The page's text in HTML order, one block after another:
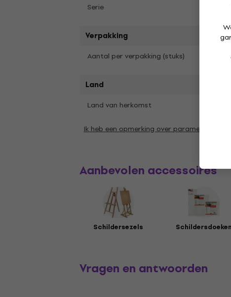
Serie
Verpakking
Aantal per verpakking (stuks)
Land
Land van herkomst
Ik heb een opmerking over parameters
Aanbevolen accessoires
Schildersezels Schildersdoeken
Vragen en antwoorden